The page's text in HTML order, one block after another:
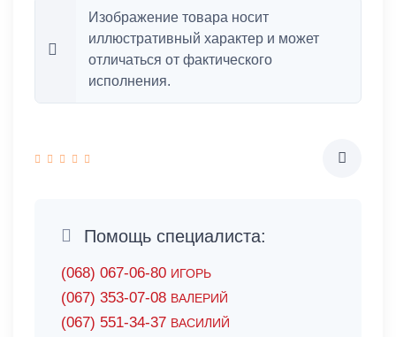
Изображение товара носит
иллюстративный характер и может
отличаться от фактического
исполнения.
Помощь специалиста:
(068) 067-06-80 ИГОРЬ
(067) 353-07-08 ВАЛЕРИЙ
(067) 551-34-37 ВАСИЛИЙ